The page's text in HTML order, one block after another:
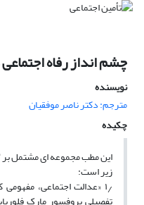
چشم انداز رفاه
نویسنده
مترجم: دکتر ناصر موفقیان
چکیده
زیر است:
۱٫ «عدالت اجتماعی،